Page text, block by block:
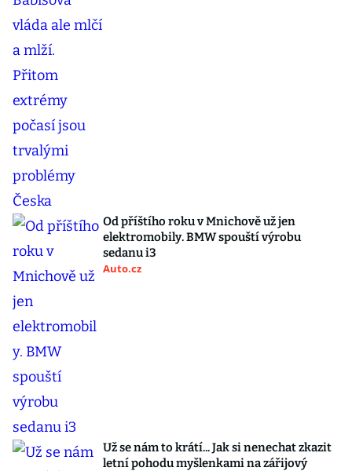
Od příštího roku v Mnichově už jen
elektromobily. BMW spouští výrobu
sedanu i3
Auto.cz
Už se nám to krátí... Jak si nenechat zkazit
letní pohodu myšlenkami na zářijový